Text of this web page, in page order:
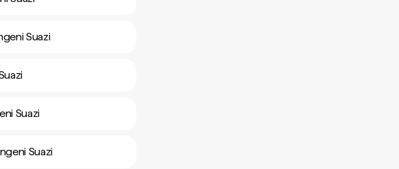
Suazi
Suazi
Suazi